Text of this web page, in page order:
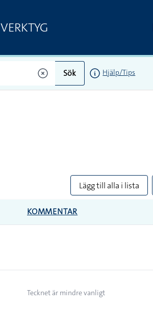
VERKTYG
Sök Hjälp/Tips
Lägg till alla i lista
KOMMENTAR
Tecknet är mindre vanligt